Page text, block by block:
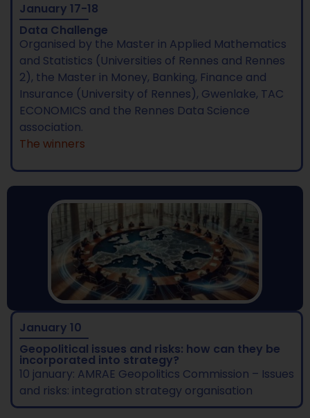
January 17-18
Data Challenge
Organised by the Master in Applied Mathematics
and Statistics (Universities of Rennes and Rennes
2), the Master in Money, Banking, Finance and
Insurance (University of Rennes), Gwenlake, TAC
ECONOMICS and the Rennes Data Science
association.
The winners
January 10
Geopolitical issues and risks: how can they be
incorporated into strategy?
10 january: AMRAE Geopolitics Commission – Issues
and risks: integration strategy organisation